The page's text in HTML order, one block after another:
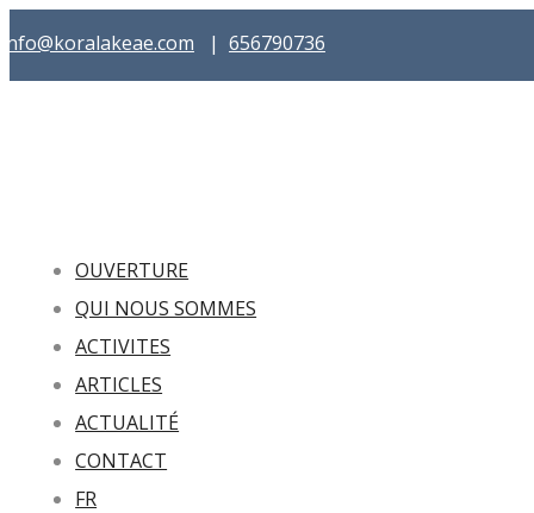
info@koralakeae.com | 656790736
OUVERTURE
QUI NOUS SOMMES
ACTIVITES
ARTICLES
ACTUALITÉ
CONTACT
FR